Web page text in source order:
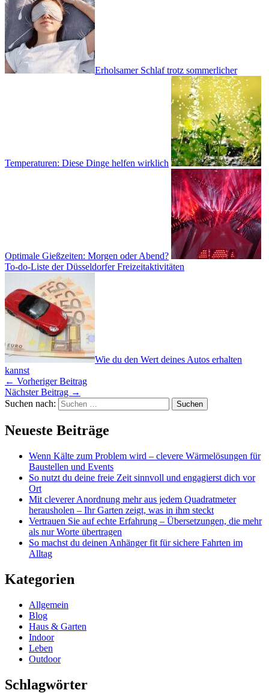
Erholsamer Schlaf trotz sommerlicher
Temperaturen: Diese Dinge helfen wirklich
Optimale Gießzeiten: Morgen oder Abend?
To-do-Liste der Düsseldorfer Freizeitaktivitäten
Wie du den Wert deines Autos erhalten
kannst
← Vorheriger Beitrag
Nächster Beitrag →
Suchen nach:
Neueste Beiträge
Wenn Kälte zum Problem wird – clevere Wärmelösungen für
Baustellen und Events
So nutzt du deine freie Zeit sinnvoll und engagierst dich vor
Ort
Mit cleverer Anordnung mehr aus jedem Quadratmeter
herausholen – Ihr Garten zeigt, was in ihm steckt
Vertrauen Sie auf echte Erfahrung – Übersetzungen, die mehr
als nur Worte übertragen
So machst du deinen Anhänger fit für sichere Fahrten im
Alltag
Kategorien
Allgemein
Blog
Haus & Garten
Indoor
Leben
Outdoor
Schlagwörter